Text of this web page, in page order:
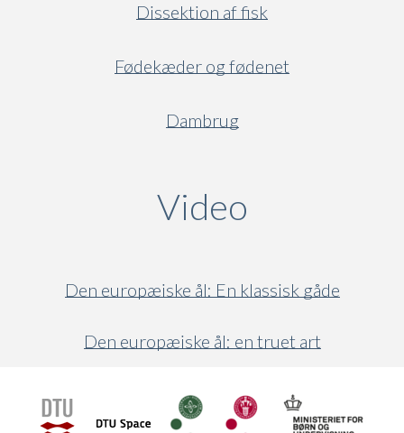
Dissektion af fisk
Fødekæder og fødenet
Dambrug
Video
Den europæiske ål: En klassisk gåde
Den europæiske ål: en truet art